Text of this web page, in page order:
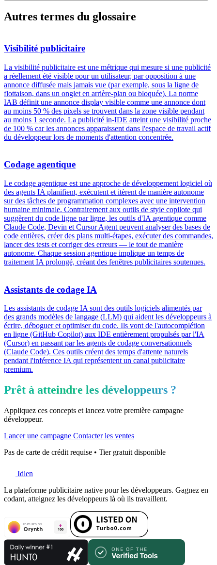
Autres termes du glossaire
Visibilité publicitaire
La visibilité publicitaire est une métrique qui mesure si une publicité
a réellement été visible pour un utilisateur, par opposition à une
annonce diffusée mais jamais vue (par exemple, sous la ligne de
flottaison, dans un onglet en arrière-plan ou bloquée). La norme
IAB définit une annonce display visible comme une annonce dont
au moins 50 % des pixels se trouvent dans la zone visible pendant
au moins 1 seconde. La publicité in-IDE atteint une visibilité proche
de 100 % car les annonces apparaissent dans l'espace de travail actif
du développeur lors de moments d'attention concentrée.
Codage agentique
Le codage agentique est une approche de développement logiciel où
des agents IA planifient, exécutent et itèrent de manière autonome
sur des tâches de programmation complexes avec une intervention
humaine minimale. Contrairement aux outils de style copilote qui
suggèrent du code ligne par ligne, les outils d'IA agentique comme
Claude Code, Devin et Cursor Agent peuvent analyser des bases de
code entières, créer des plans multi-étapes, exécuter des commandes,
lancer des tests et corriger des erreurs — le tout de manière
autonome. Chaque session agentique implique un temps de
traitement IA prolongé, créant des fenêtres publicitaires soutenues.
Assistants de codage IA
Les assistants de codage IA sont des outils logiciels alimentés par
des grands modèles de langage (LLM) qui aident les développeurs à
écrire, déboguer et optimiser du code. Ils vont de l'autocomplétion
en ligne (GitHub Copilot) aux IDE entièrement propulsés par l'IA
(Cursor) en passant par les agents de codage conversationnels
(Claude Code). Ces outils créent des temps d'attente naturels
pendant l'inférence IA qui représentent un canal publicitaire
premium.
Prêt à atteindre les développeurs ?
Appliquez ces concepts et lancez votre première campagne
développeur.
Lancer une campagne Contacter les ventes
Pas de carte de crédit requise • Tier gratuit disponible
Idlen
La plateforme publicitaire native pour les développeurs. Gagnez en
codant, atteignez les développeurs là où ils travaillent.